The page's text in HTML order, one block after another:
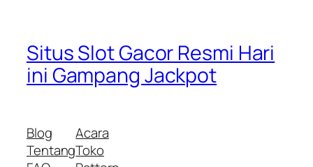
Situs Slot Gacor Resmi Hari
ini Gampang Jackpot
Blog
Tentang
Acara
Toko